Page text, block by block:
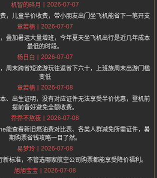
机智的碎月
2026-07-07
，儿童半价收费，带小朋友出门坐飞机能省下一笔开支
章若楠
2026-07-07
叠加暑运大量增班，今年夏天坐飞机出行是近几年成本
最低的时段。
杨日白
2026-07-07
周末跨省短途游玩往返省下六十，上班族周末出游门槛
变低
章若楠
2026-07-08
、出生证明，没有对应证件无法享受半价优惠，登机前
提前备好避免全额收费。
乔乔不熬夜
2026-07-08
能查看新旧燃油费对比表、各类人群减免所需证件，暑
期购票省钱攻略一目了然。
易梦玲
2026-07-08
标准，不管选哪家航空公司购票都能享受降价福利。
旭旭宝宝
2026-07-08